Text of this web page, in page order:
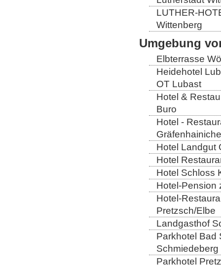
LUTHER-
Wittenberg
Umgebung
Elbterrasse
Heidehotel
OT Lubast
Hotel &
Buro
Hotel -
Hotel Landgut
Hotel
Hotel Schloss
Hotel-Pension
Hotel-
Pretzsch/Elbe
Landgasthof
Parkhotel Bad
Schmiedeberg
Parkhotel